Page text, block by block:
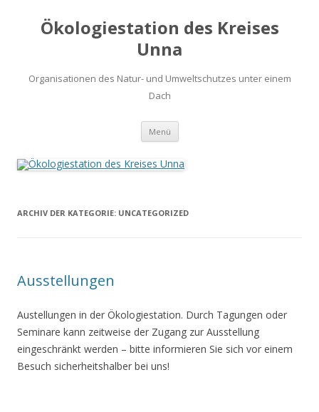
Ökologiestation des Kreises
Unna
Organisationen des Natur- und Umweltschutzes unter einem
Dach
Menü Zum
springen
ARCHIV DER KATEGORIE: UNCATEGORIZED
Ausstellungen
Austellungen in der Ökologiestation. Durch Tagungen oder
Seminare kann zeitweise der Zugang zur Ausstellung
eingeschränkt werden – bitte informieren Sie sich vor einem
Besuch sicherheitshalber bei uns!